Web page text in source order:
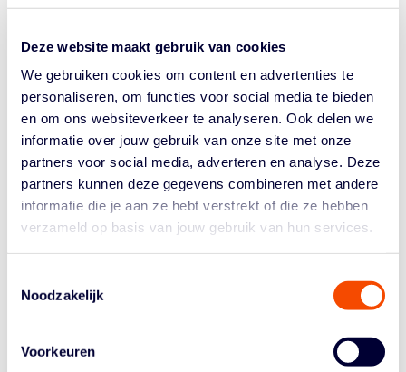
Deze website maakt gebruik van cookies
We gebruiken cookies om content en advertenties te
personaliseren, om functies voor social media te bieden
en om ons websiteverkeer te analyseren. Ook delen we
informatie over jouw gebruik van onze site met onze
partners voor social media, adverteren en analyse. Deze
partners kunnen deze gegevens combineren met andere
informatie die je aan ze hebt verstrekt of die ze hebben
verzameld op basis van jouw gebruik van hun services.
Noodzakelijk
Voorkeuren
Leiden met 13 punten, David Collins kwam tot 12
Spirou Basket Charleroi was Jhivvan Jackson goed voor
23 punten en 9 rebounds.
FILOU OOSTENDE – HUBO LIMBURG UNITED
1-1 (190-154)
Na een zeer spannende eerste wedstrijd tussen
Limburg en Oostende kon wedstrijd twee in de COREtec
Dôme nog alle kanten op. Filou Oostende moest de
wedstrijd aanvatten met een kleinere rotatie dan
fans toonden aan dat de Limburgse hoop zeker
aanwezig was.
Die hoop werd nog wat meer aangewakkerd na een
degelijke start van de Limburgers, die vorige wedstrijd